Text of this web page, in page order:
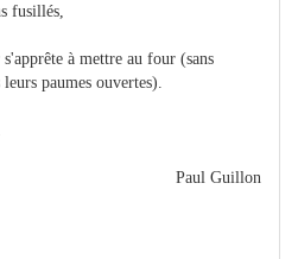
fusillés,
à mettre au four (sans
paumes ouvertes).
Paul Guillon